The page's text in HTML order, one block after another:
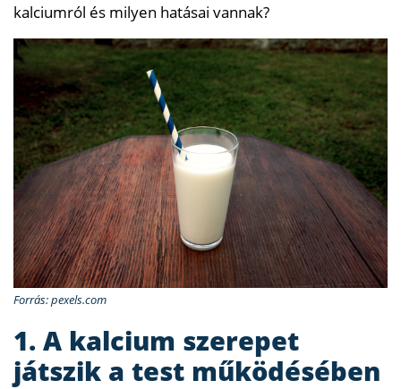
kalciumról és milyen hatásai vannak?
Forrás: pexels.com
1. A kalcium szerepet
játszik a test működésében